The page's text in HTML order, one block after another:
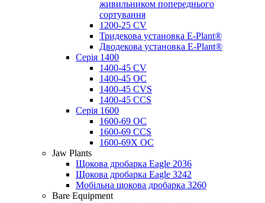
живильником попереднього
сортування
1200-25 CV
Тридекова установка E-Plant®
Дводекова установка E-Plant®
Серія 1400
1400-45 CV
1400-45 OC
1400-45 CVS
1400-45 CCS
Серія 1600
1600-69 OC
1600-69 CCS
1600-69X OC
Jaw Plants
Щокова дробарка Eagle 2036
Щокова дробарка Eagle 3242
Мобільна щокова дробарка 3260
Bare Equipment